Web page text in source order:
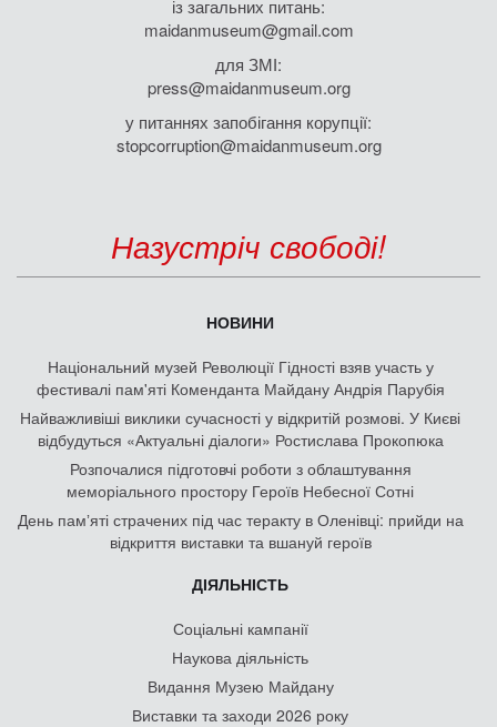
із загальних питань:
maidanmuseum@gmail.com
для ЗМІ:
press@maidanmuseum.org
у питаннях запобігання корупції:
stopcorruption@maidanmuseum.org
Назустріч свободі!
НОВИНИ
Національний музей Революції Гідності взяв участь у
фестивалі пам'яті Коменданта Майдану Андрія Парубія
Найважливіші виклики сучасності у відкритій розмові. У Києві
відбудуться «Актуальні діалоги» Ростислава Прокопюка
Розпочалися підготовчі роботи з облаштування
меморіального простору Героїв Небесної Сотні
День памʼяті страчених під час теракту в Оленівці: прийди на
відкриття виставки та вшануй героїв
ДІЯЛЬНІСТЬ
Соціальні кампанії
Наукова діяльність
Видання Музею Майдану
Виставки та заходи 2026 року